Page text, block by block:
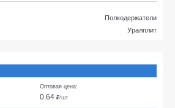
Полкодержатели
Уралплит
Оптовая цена:
0.64 ₽/шт